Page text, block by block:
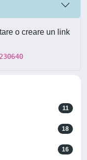
o creare un link
11
18
16